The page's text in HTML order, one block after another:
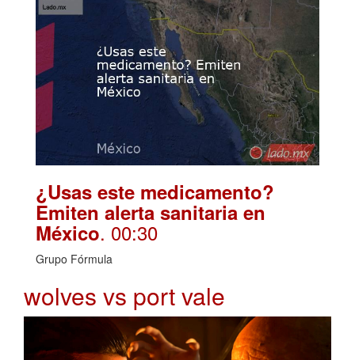
¿Usas este medicamento?
Emiten alerta sanitaria en
México. 00:30
Grupo Fórmula
wolves vs port vale